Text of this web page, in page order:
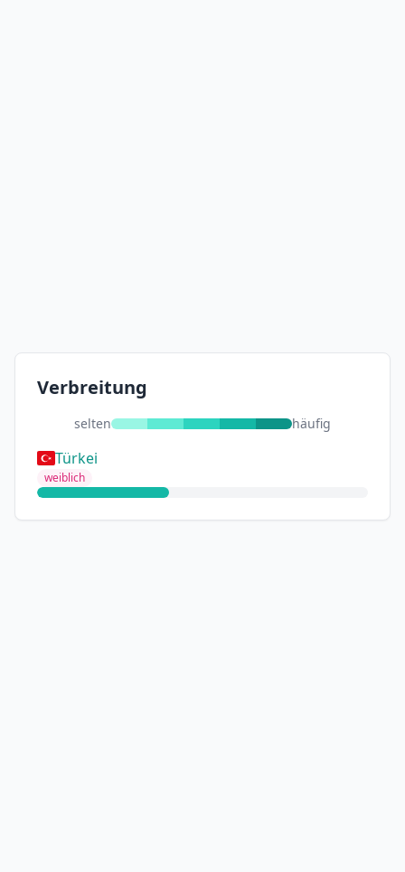
Verbreitung
selten häufig
Türkei
weiblich